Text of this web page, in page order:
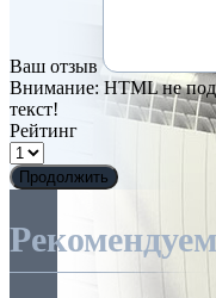
Ваш отзыв
Внимание: HTML не
текст!
Рейтинг
Продолжить